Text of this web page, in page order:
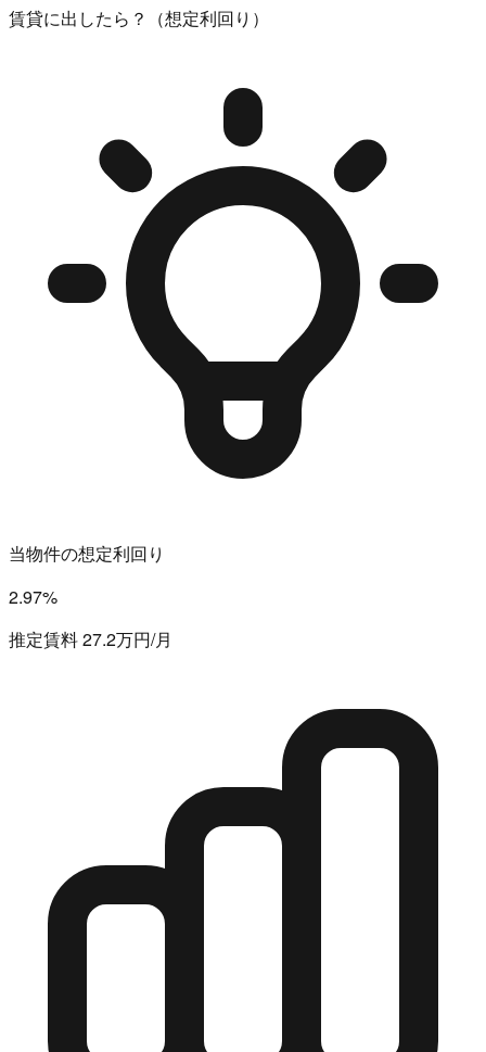
賃貸に出したら？（想定利回り）
当物件の想定利回り
2.97%
推定賃料 27.2万円/月